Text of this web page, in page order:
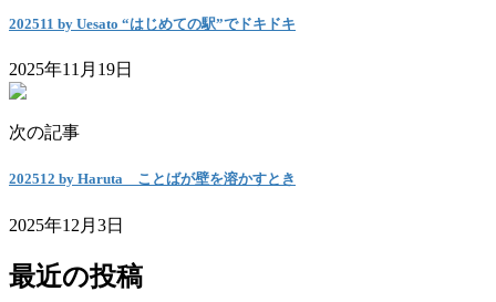
202511 by Uesato “はじめての駅”でドキドキ
2025年11月19日
次の記事
202512 by Haruta ことばが壁を溶かすとき
2025年12月3日
最近の投稿